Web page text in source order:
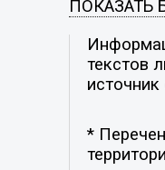
ПОКАЗАТЬ
текстов
источник
*